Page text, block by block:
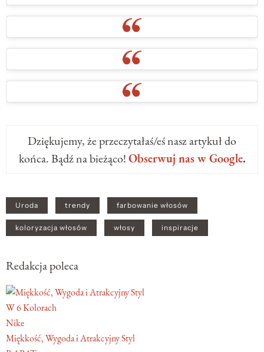
Dziękujemy, że przeczytałaś/eś nasz artykuł do
końca. Bądź na bieżąco!Obserwuj nas w Google.
Uroda trendy farbowanie włosów
koloryzacja włosów włosy inspiracje
Redakcja poleca
W 6 Kolorach
Nike
Miękkość, Wygoda i Atrakcyjny Styl